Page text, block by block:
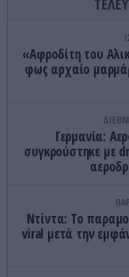
«Αφροδίτη του
φως αρχαίο
Γερμανία:
συγκρούστηκε με
Ντίντα: Το
viral μετά την